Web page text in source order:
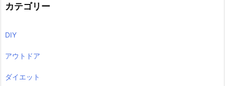
カテゴリー
DIY
アウトドア
ダイエット